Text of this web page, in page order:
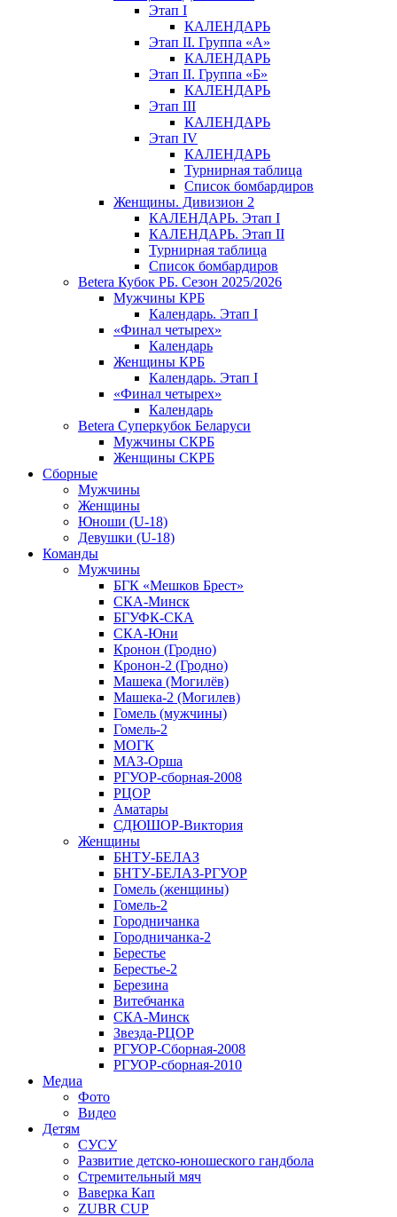
Этап I
КАЛЕНДАРЬ
Этап II. Группа «А»
КАЛЕНДАРЬ
Этап II. Группа «Б»
КАЛЕНДАРЬ
Этап III
КАЛЕНДАРЬ
Этап IV
КАЛЕНДАРЬ
Турнирная таблица
Список бомбардиров
Женщины. Дивизион 2
КАЛЕНДАРЬ. Этап I
КАЛЕНДАРЬ. Этап II
Турнирная таблица
Список бомбардиров
Betera Кубок РБ. Сезон 2025/2026
Мужчины КРБ
Календарь. Этап I
«Финал четырех»
Календарь
Женщины КРБ
Календарь. Этап I
«Финал четырех»
Календарь
Betera Суперкубок Беларуси
Мужчины СКРБ
Женщины СКРБ
Сборные
Мужчины
Женщины
Юноши (U-18)
Девушки (U-18)
Команды
Мужчины
БГК «Мешков Брест»
СКА-Минск
БГУФК-СКА
СКА-Юни
Кронон (Гродно)
Кронон-2 (Гродно)
Машека (Могилёв)
Машека-2 (Могилев)
Гомель (мужчины)
Гомель-2
МОГК
МАЗ-Орша
РГУОР-сборная-2008
РЦОР
Аматары
СДЮШОР-Виктория
Женщины
БНТУ-БЕЛАЗ
БНТУ-БЕЛАЗ-РГУОР
Гомель (женщины)
Гомель-2
Городничанка
Городничанка-2
Берестье
Берестье-2
Березина
Витебчанка
СКА-Минск
Звезда-РЦОР
РГУОР-Сборная-2008
РГУОР-сборная-2010
Медиа
Фото
Видео
Детям
СУСУ
Развитие детско-юношеского гандбола
Стремительный мяч
Ваверка Кап
ZUBR CUP